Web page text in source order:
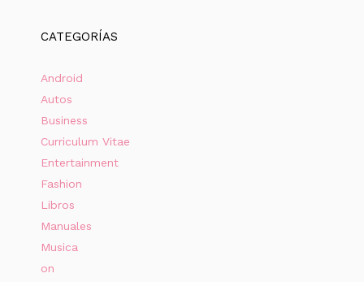
CATEGORÍAS
Android
Autos
Business
Curriculum Vitae
Entertainment
Fashion
Libros
Manuales
Musica
on